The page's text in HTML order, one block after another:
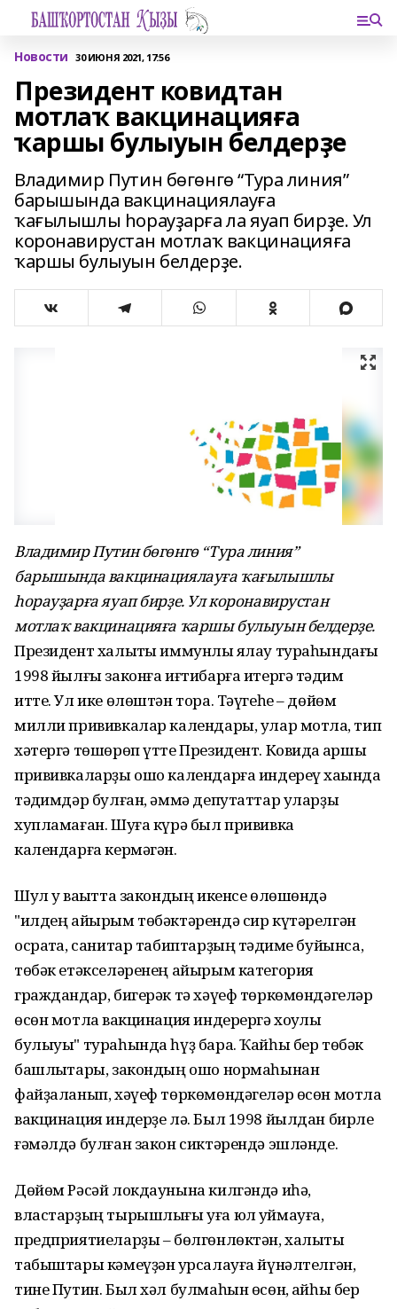
Новости 30 ИЮНЯ 2021, 17:56
Президент ковидтан
мотлаҡ вакцинацияға
ҡаршы булыуын белдерҙе
Владимир Путин бөгөнгө “Тура линия”
барышында вакцинациялауға
ҡағылышлы һорауҙарға ла яуап бирҙе. Ул
коронавирустан мотлаҡ вакцинацияға
ҡаршы булыуын белдерҙе.
Владимир Путин бөгөнгө “Тура линия”
барышында вакцинациялауға ҡағылышлы
һорауҙарға яуап бирҙе. Ул коронавирустан
мотлаҡ вакцинацияға ҡаршы булыуын белдерҙе.
Президент халыҡты иммунлы яҡлау тураһындағы
1998 йылғы законға иғтибарға итергә тәҡдим
итте. Ул ике өлөштән тора. Тәүгеһе – дөйөм
милли прививкалар календары, улар мотлаҡ, тип
хәтергә төшөрөп үтте Президент. Ковидҡа ҡаршы
прививкаларҙы ошо календарға индереү хаҡында
тәҡдимдәр булған, әммә депутаттар уларҙы
хупламаған. Шуға күрә был прививка
календарға кермәгән.
Шул уҡ ваҡытта закондың икенсе өлөшөндә
"илдең айырым төбәктәрендә сир күтәрелгән
осраҡта, санитар табиптарҙың тәҡдиме буйынса,
төбәк етәкселәренең айырым категория
граждандар, бигерәк тә хәүеф төркөмөндәгеләр
өсөн мотлаҡ вакцинация индерергә хоҡуҡлы
булыуы" тураһында һүҙ бара. Ҡайһы бер төбәк
башлыҡтары, закондың ошо нормаһынан
файҙаланып, хәүеф төркөмөндәгеләр өсөн мотлаҡ
вакцинация индерҙе лә. Был 1998 йылдан бирле
ғәмәлдә булған закон сиктәрендә эшләнде.
Дөйөм Рәсәй локдаунына килгәндә иһә,
властарҙың тырышлығы уға юл ҡуймауға,
предприятиеларҙы – бөлгөнлөктән, халыҡты
табыштары кәмеүҙән ҡурсалауға йүнәлтелгән,
тине Путин. Был хәл булмаһын өсөн, ҡайһы бер